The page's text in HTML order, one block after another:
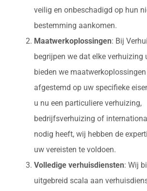
veilig en onbeschadigd op hun
bestemming aankomen.
Maatwerkoplossingen: Bij
begrijpen we dat elke verhuizing
bieden we
afgestemd op uw specifieke
u nu een particuliere verhuizing,
bedrijfsverhuizing of
nodig heeft, wij hebben de
uw vereisten te voldoen.
Volledige verhuisdiensten: Wij
uitgebreid scala aan